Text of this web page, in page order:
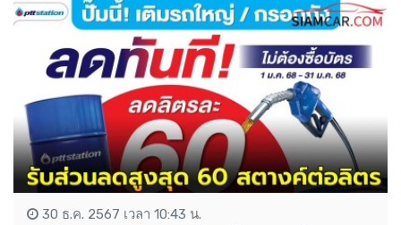
30 ธ.ค. 2567 เวลา 10:43 น.